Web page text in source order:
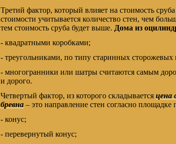
Третий фактор, который влияет на стоимость
стоимости учитывается количество стен, чем
тем стоимость сруба будет выше. Дома из
- квадратными коробками;
- треугольниками, по типу старинных
- многогранники или шатры считаются самым
и дорого.
Четвертый фактор, из которого складывается цена
бревна – это направление стен согласно
- конус;
- перевернутый конус;